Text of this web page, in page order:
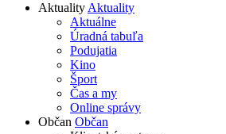
Aktuality Aktuality
Aktuálne
Úradná tabuľa
Podujatia
Kino
Šport
Čas a my
Online správy
Občan Občan